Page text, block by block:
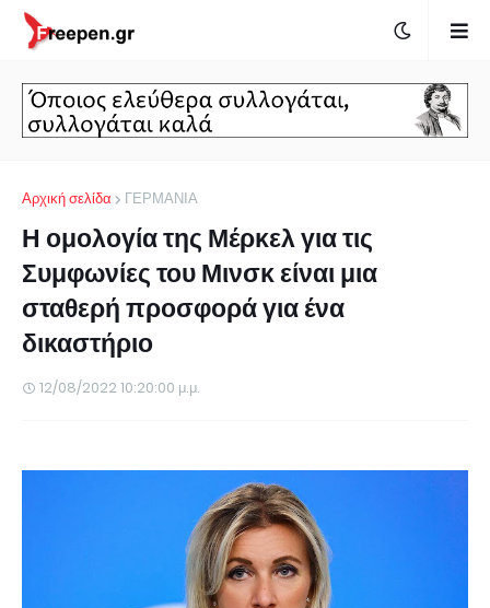
Αρχική σελίδα ΓΕΡΜΑΝΙΑ
Η ομολογία της Μέρκελ για τις
Συμφωνίες του Μινσκ είναι μια
σταθερή προσφορά για ένα
δικαστήριο
12/08/2022 10:20:00 μ.μ.